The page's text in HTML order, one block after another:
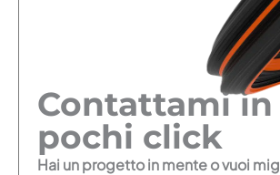
Contattami in
pochi click
Hai un progetto in mente o vuoi